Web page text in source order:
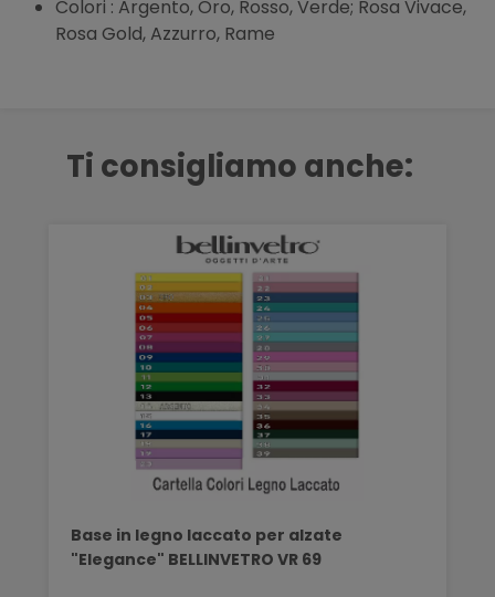
Colori : Argento, Oro, Rosso, Verde; Rosa Vivace,
Rosa Gold, Azzurro, Rame
Ti consigliamo anche:
Base in legno laccato per alzate
"Elegance" BELLINVETRO VR 69